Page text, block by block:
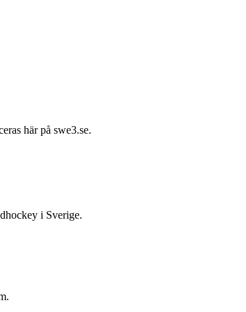
här på swe3.se.
i Sverige.